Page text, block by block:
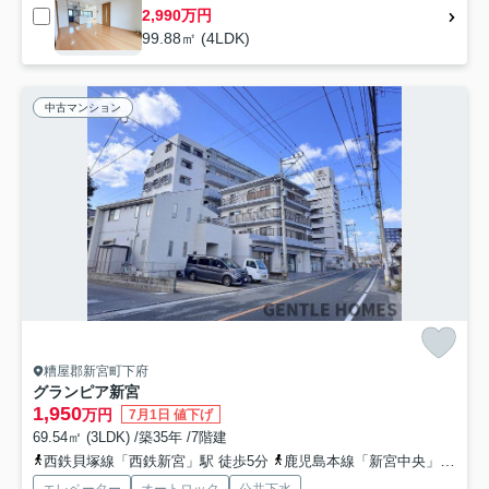
2,990万円
99.88㎡ (4LDK)
中古マンション
糟屋郡新宮町下府
グランピア新宮
1,950万円 7月1日 値下げ
69.54㎡ (3LDK) /築35年 /7階建
西鉄貝塚線「西鉄新宮」駅 徒歩5分
鹿児島本線「新宮中央」駅 徒歩22分